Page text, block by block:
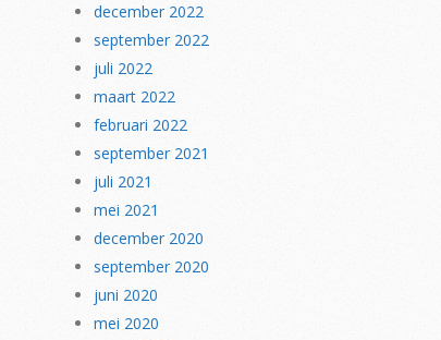
december 2022
september 2022
juli 2022
maart 2022
februari 2022
september 2021
juli 2021
mei 2021
december 2020
september 2020
juni 2020
mei 2020